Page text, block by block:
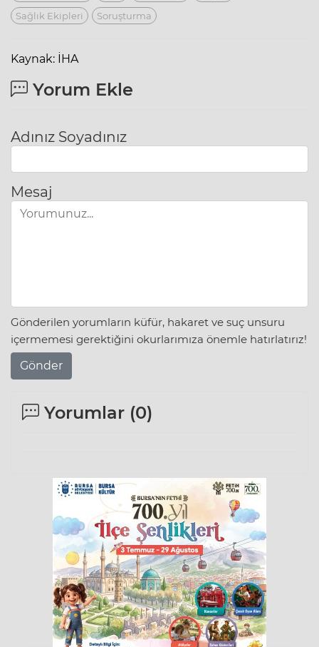
Sağlık Ekipleri
Soruşturma
Kaynak: İHA
Yorum Ekle
Adınız Soyadınız
Mesaj
Gönderilen yorumların küfür, hakaret ve suç unsuru
içermemesi gerektiğini okurlarımıza önemle hatırlatırız!
Gönder
Yorumlar (0)